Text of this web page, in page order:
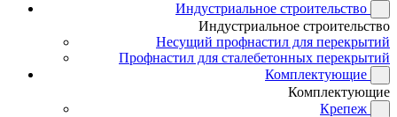
Индустриальное строительство
Индустриальное строительство
Несущий профнастил для перекрытий
Профнастил для сталебетонных перекрытий
Комплектующие
Комплектующие
Крепеж